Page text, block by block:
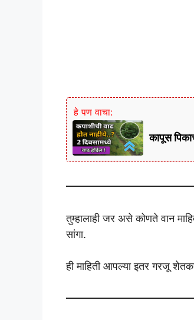
हे पण वाचा:
कापूस
तुम्हालाही जर असे कोणते वान
सांगा.
ही माहिती आपल्या इतर गरजू